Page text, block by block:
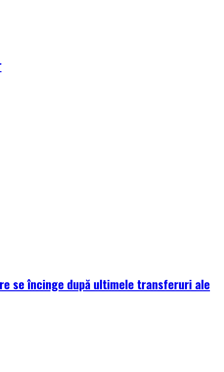
se încinge după ultimele transferuri ale